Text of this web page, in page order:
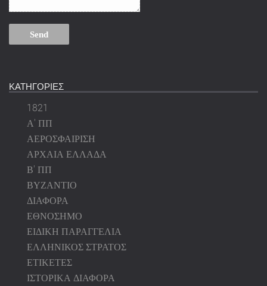
ΚΑΤΗΓΟΡΙΕΣ
1821
Α' ΠΠ
ΑΕΡΟΣΦΑΙΡΙΣΗ
ΑΡΧΑΙΑ ΕΛΛΑΔΑ
Β' ΠΠ
ΒΥΖΑΝΤΙΟ
ΔΙΑΦΟΡΑ
ΕΘΝΟΣΗΜΟ
ΕΙΔΙΚΗ ΠΑΡΑΓΓΕΛΙΑ
ΕΛΛΗΝΙΚΟΣ ΣΤΡΑΤΟΣ
ΕΤΙΚΕΤΕΣ
ΙΣΤΟΡΙΚΑ ΔΙΑΦΟΡΑ